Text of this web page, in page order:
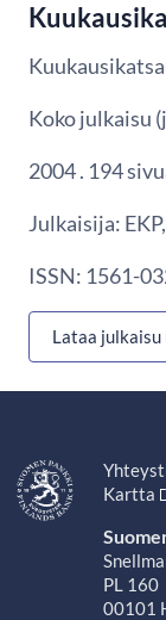
Koko julkaisu
2004 . 194
Julkaisija:
ISSN: 1561-
Lataa
Kartta
PL 160
00101